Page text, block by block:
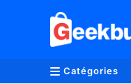
Catégories